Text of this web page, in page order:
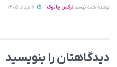
نوشته شده توسط نرگس چالوک
دیدگاهتان را بنویسید